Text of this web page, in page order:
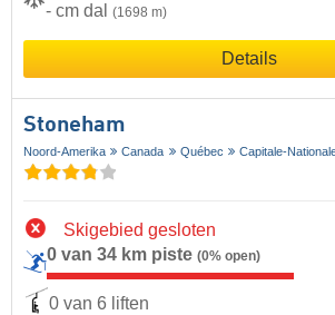
- cm dal (1698 m)
Details
Stoneham
Noord-Amerika Canada Québec Capitale-
Skigebied gesloten
0 van 34 km piste (0% open)
0 van 6 liften